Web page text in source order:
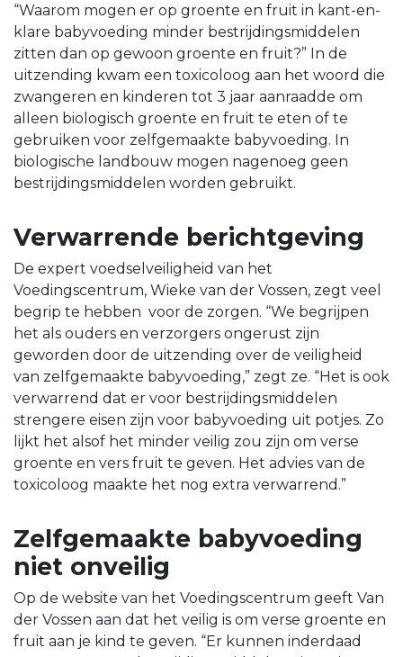
“Waarom mogen er op groente en fruit in kant-en-
klare babyvoeding minder bestrijdingsmiddelen
zitten dan op gewoon groente en fruit?” In de
uitzending kwam een toxicoloog aan het woord die
zwangeren en kinderen tot 3 jaar aanraadde om
alleen biologisch groente en fruit te eten of te
gebruiken voor zelfgemaakte babyvoeding. In
biologische landbouw mogen nagenoeg geen
bestrijdingsmiddelen worden gebruikt.
Verwarrende berichtgeving
De expert voedselveiligheid van het
Voedingscentrum, Wieke van der Vossen, zegt veel
begrip te hebben voor de zorgen. “We begrijpen
het als ouders en verzorgers ongerust zijn
geworden door de uitzending over de veiligheid
van zelfgemaakte babyvoeding,” zegt ze. “Het is ook
verwarrend dat er voor bestrijdingsmiddelen
strengere eisen zijn voor babyvoeding uit potjes. Zo
lijkt het alsof het minder veilig zou zijn om verse
groente en vers fruit te geven. Het advies van de
toxicoloog maakte het nog extra verwarrend.”
Zelfgemaakte babyvoeding
niet onveilig
Op de website van het Voedingscentrum geeft Van
der Vossen aan dat het veilig is om verse groente en
fruit aan je kind te geven. “Er kunnen inderdaad